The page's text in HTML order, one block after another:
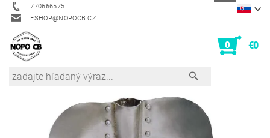
770666575
ESHOP@NOPOCB.CZ
0 €0